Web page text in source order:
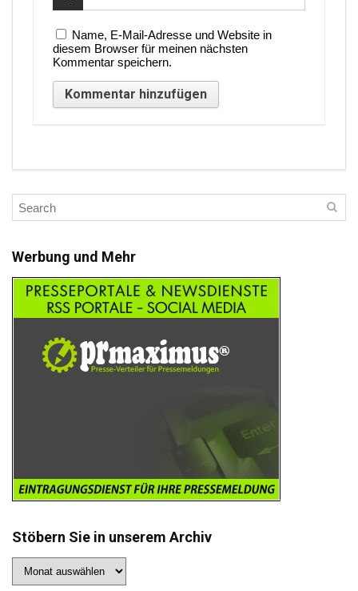
Name, E-Mail-Adresse und Website in
diesem Browser für meinen nächsten
Kommentar speichern.
Werbung und Mehr
Stöbern Sie in unserem Archiv
Sie